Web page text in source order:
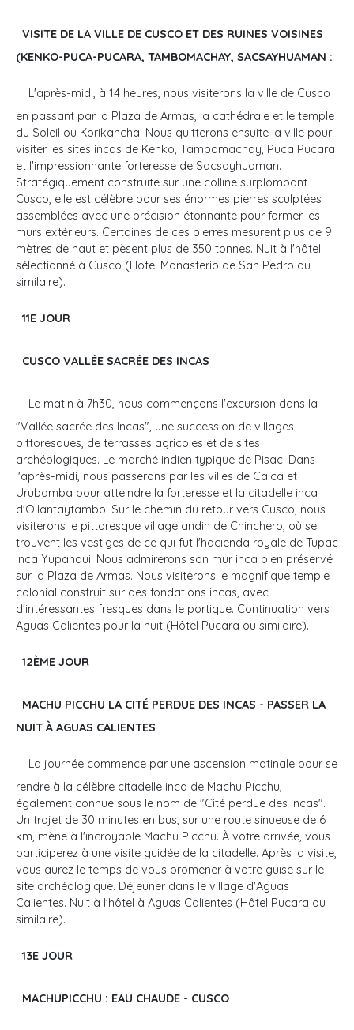
VISITE DE LA VILLE DE CUSCO ET DES RUINES VOISINES
(KENKO-PUCA-PUCARA, TAMBOMACHAY, SACSAYHUAMAN :
L'après-midi, à 14 heures, nous visiterons la ville de Cusco
en passant par la Plaza de Armas, la cathédrale et le temple
du Soleil ou Korikancha. Nous quitterons ensuite la ville pour
visiter les sites incas de Kenko, Tambomachay, Puca Pucara
et l'impressionnante forteresse de Sacsayhuaman.
Stratégiquement construite sur une colline surplombant
Cusco, elle est célèbre pour ses énormes pierres sculptées
assemblées avec une précision étonnante pour former les
murs extérieurs. Certaines de ces pierres mesurent plus de 9
mètres de haut et pèsent plus de 350 tonnes. Nuit à l'hôtel
sélectionné à Cusco (Hotel Monasterio de San Pedro ou
similaire).
11E JOUR
CUSCO VALLÉE SACRÉE DES INCAS
Le matin à 7h30, nous commençons l'excursion dans la
"Vallée sacrée des Incas", une succession de villages
pittoresques, de terrasses agricoles et de sites
archéologiques. Le marché indien typique de Pisac. Dans
l'après-midi, nous passerons par les villes de Calca et
Urubamba pour atteindre la forteresse et la citadelle inca
d'Ollantaytambo. Sur le chemin du retour vers Cusco, nous
visiterons le pittoresque village andin de Chinchero, où se
trouvent les vestiges de ce qui fut l'hacienda royale de Tupac
Inca Yupanqui. Nous admirerons son mur inca bien préservé
sur la Plaza de Armas. Nous visiterons le magnifique temple
colonial construit sur des fondations incas, avec
d'intéressantes fresques dans le portique. Continuation vers
Aguas Calientes pour la nuit (Hôtel Pucara ou similaire).
12ÈME JOUR
MACHU PICCHU LA CITÉ PERDUE DES INCAS - PASSER LA
NUIT À AGUAS CALIENTES
La journée commence par une ascension matinale pour se
rendre à la célèbre citadelle inca de Machu Picchu,
également connue sous le nom de "Cité perdue des Incas".
Un trajet de 30 minutes en bus, sur une route sinueuse de 6
km, mène à l'incroyable Machu Picchu. À votre arrivée, vous
participerez à une visite guidée de la citadelle. Après la visite,
vous aurez le temps de vous promener à votre guise sur le
site archéologique. Déjeuner dans le village d'Aguas
Calientes. Nuit à l'hôtel à Aguas Calientes (Hôtel Pucara ou
similaire).
13E JOUR
MACHUPICCHU : EAU CHAUDE - CUSCO